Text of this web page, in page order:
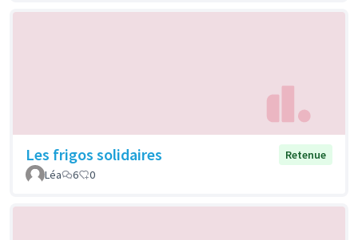
Les frigos solidaires
Retenue
Léa
6 0